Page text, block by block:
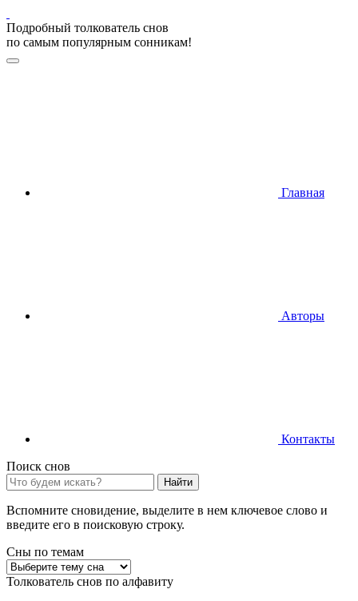
Подробный толкователь снов
по самым популярным сонникам!
Главная
Авторы
Контакты
Поиск снов
Найти
Вспомните сновидение, выделите в нем ключевое слово и
введите его в поисковую строку.
Сны по темам
Толкователь снов по алфавиту